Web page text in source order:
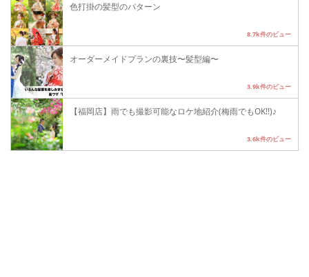
色打掛の髪型のパターン
8.7k件のビュー
オーダーメイドプランの裏技〜髪型編〜
3.9k件のビュー
【福岡店】雨でも撮影可能なロケ地紹介(梅雨でもOK!!)♪
3.6k件のビュー